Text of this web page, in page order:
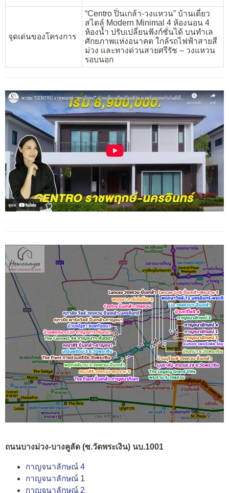
จุดเด่นของโครงการ
“Centro ปิ่นเกล้า-วงแหวน” บ้านเดี่ยว
สไตล์ Modern Minimal 4 ห้องนอน 4
ห้องน้ำ ปรับเปลี่ยนฟังก์ชั่นได้ บนทำเล
ศักยภาพแห่งอนาคต ใกล้รถไฟฟ้าสายสี
ม่วง และทางด่วนสายศรีรัช – วงแหวน
รอบนอก
ถนนบางม่วง-บางคูลัด (ซ.วัดพระเงิน) นบ.1001
กาญจนาลักษณ์ 4
กาญจนาลักษณ์ 1
กาญจนาลักษณ์ 2